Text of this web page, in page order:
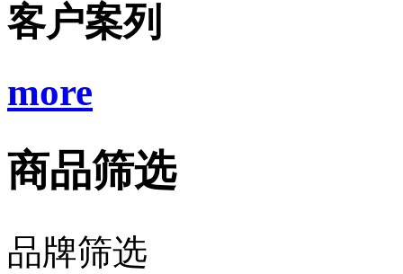
客户案列
more
商品筛选
品牌筛选